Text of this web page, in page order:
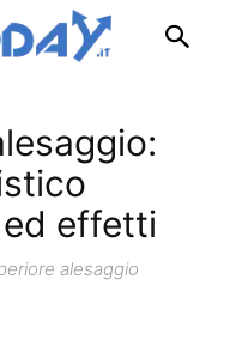
ed effetti
alesaggio